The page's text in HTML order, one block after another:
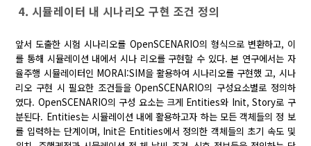
4. 시뮬레이터 내 시나리오 구현 조건 정의
앞서 도출한 시험 시나리오를 OpenSCENARIO의 형식으로 변환하고, 이
를 통해 시뮬레이션 내에서 시나 리오를 구현할 수 있다. 본 연구에서는 자
율주행 시뮬레이터인 MORAI:SIM을 활용하여 시나리오를 구현했 고, 시나
리오 구현 시 필요한 조건들을 OpenSCENARIO의 구성요소별로 정의하
였다. OpenSCENARIO의 구성 요소는 크게 Entities와 Init, Story로 구
분된다. Entities는 시뮬레이션 내에 활용하고자 하는 모든 객체들의 정 보
를 입력하는 단계이며, Init은 Entities에서 정의한 객체들의 초기 속도 및